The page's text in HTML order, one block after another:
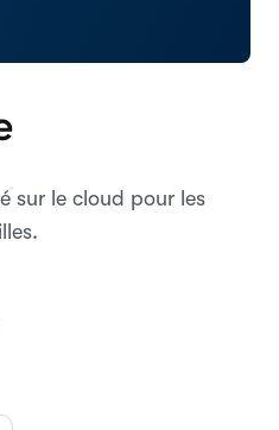
sur le cloud pour les